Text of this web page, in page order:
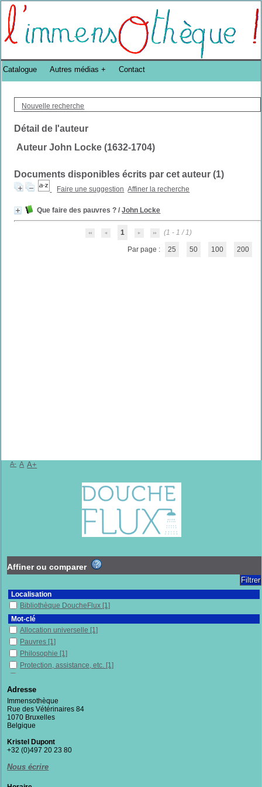
Bibliothèque DoucheFLUX Bibliotheek -->
Nouvelle recherche
Détail de l'auteur
Auteur John Locke (1632-1704)
Documents disponibles écrits par cet auteur (1)
Faire une suggestion Affiner la recherche
Que faire des pauvres ? /John Locke
1 (1 - 1 / 1)
Par page : 25 50 100 200
Catalogue Autres médias Contact
A- A A+
Affiner ou comparer
Localisation
Bibliothèque DoucheFlux [1]
Mot-clé
Allocation universelle [1]
Pauvres [1]
Philosophie [1]
Protection, assistance, etc. [1]
Section
Documentaires
Adresse
Immensothèque
Rue des Vétérinaires 84
1070 Bruxelles
Belgique
Kristel Dupont
+32 (0)497 20 23 80
Nous écrire